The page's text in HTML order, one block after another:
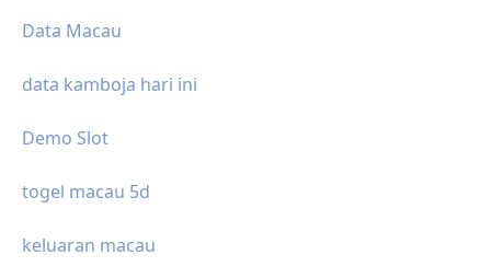
Data Macau
data kamboja hari ini
Demo Slot
togel macau 5d
keluaran macau